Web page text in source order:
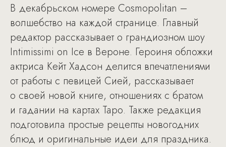
В декабрьском номере Cosmopolitan –
волшебство на каждой странице. Главный
редактор рассказывает о грандиозном шоу
Intimissimi on Ice в Вероне. Героиня обложки
актриса Кейт Хадсон делится впечатлениями
от работы с певицей Сией, рассказывает
о своей новой книге, отношениях с братом
и гадании на картах Таро. Также редакция
подготовила простые рецепты новогодних
блюд и оригинальные идеи для праздника.